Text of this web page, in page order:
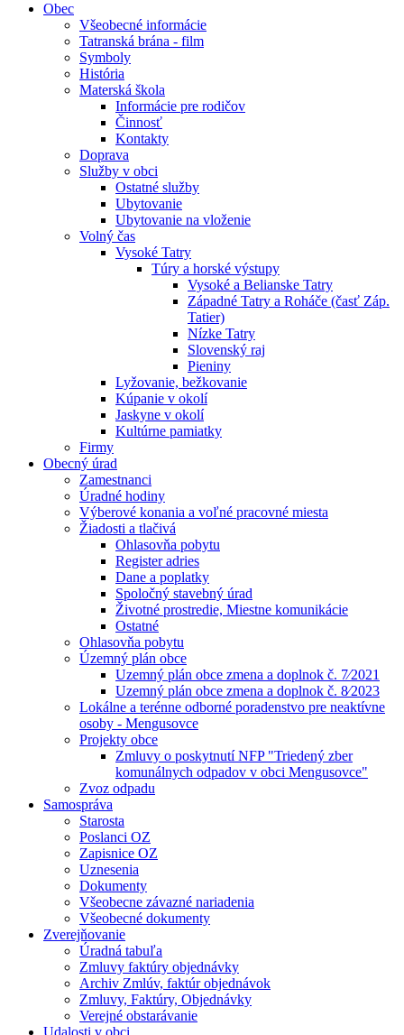
Obec
Všeobecné informácie
Tatranská brána - film
Symboly
História
Materská škola
Informácie pre rodičov
Činnosť
Kontakty
Doprava
Služby v obci
Ostatné služby
Ubytovanie
Ubytovanie na vloženie
Volný čas
Vysoké Tatry
Túry a horské výstupy
Vysoké a Belianske Tatry
Západné Tatry a Roháče (časť Záp.
Tatier)
Nízke Tatry
Slovenský raj
Pieniny
Lyžovanie, bežkovanie
Kúpanie v okolí
Jaskyne v okolí
Kultúrne pamiatky
Firmy
Obecný úrad
Zamestnanci
Úradné hodiny
Výberové konania a voľné pracovné miesta
Žiadosti a tlačivá
Ohlasovňa pobytu
Register adries
Dane a poplatky
Spoločný stavebný úrad
Životné prostredie, Miestne komunikácie
Ostatné
Ohlasovňa pobytu
Územný plán obce
Uzemný plán obce zmena a doplnok č. 7⁄2021
Uzemný plán obce zmena a doplnok č. 8⁄2023
Lokálne a terénne odborné poradenstvo pre neaktívne
osoby - Mengusovce
Projekty obce
Zmluvy o poskytnutí NFP "Triedený zber
komunálnych odpadov v obci Mengusovce"
Zvoz odpadu
Samospráva
Starosta
Poslanci OZ
Zapisnice OZ
Uznesenia
Dokumenty
Všeobecne závazné nariadenia
Všeobecné dokumenty
Zverejňovanie
Úradná tabuľa
Zmluvy faktúry objednávky
Archiv Zmlúv, faktúr objednávok
Zmluvy, Faktúry, Objednávky
Verejné obstarávanie
Udalosti v obci